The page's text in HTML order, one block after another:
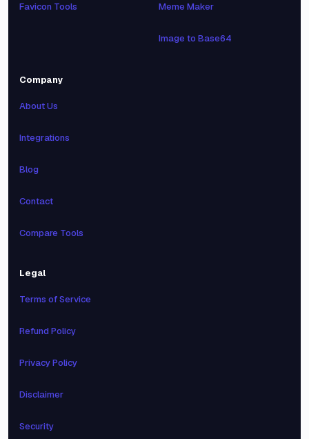
Favicon Tools Meme Maker
Image to Base64
Company
About Us
Integrations
Blog
Contact
Compare Tools
Legal
Terms of Service
Refund Policy
Privacy Policy
Disclaimer
Security